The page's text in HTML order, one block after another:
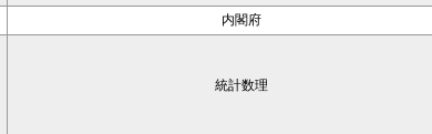
内閣府
統計数理